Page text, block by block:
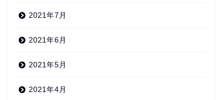
2021年7月
2021年6月
2021年5月
2021年4月